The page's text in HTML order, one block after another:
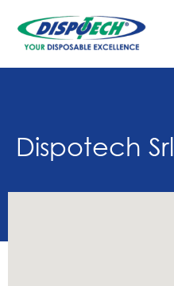
Dispotech Srl